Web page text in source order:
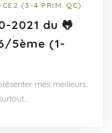
CE2 (3-4 PRIM. QC)
2021 du 🐸
5ème (1-
mes meilleurs